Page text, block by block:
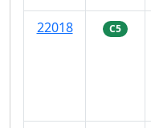
22018
C5